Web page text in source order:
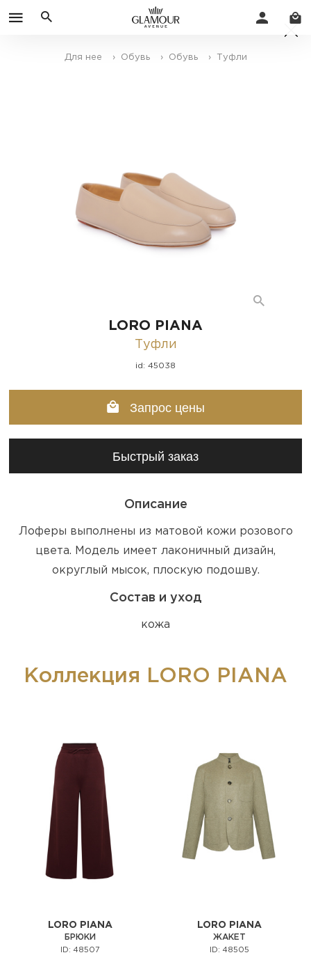
Для нее › Обувь › Обувь › Туфли
LORO PIANA
Туфли
id: 45038
Запрос цены
Быстрый заказ
Описание
Лоферы выполнены из матовой кожи розового
цвета. Модель имеет лаконичный дизайн,
округлый мысок, плоскую подошву.
Состав и уход
кожа
Коллекция LORO PIANA
LORO PIANA
БРЮКИ
ID: 48507
LORO PIANA
ЖАКЕТ
ID: 48505